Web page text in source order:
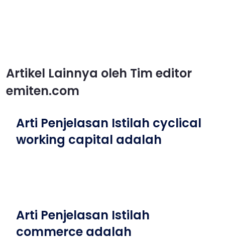
Artikel Lainnya oleh Tim editor
emiten.com
Arti Penjelasan Istilah cyclical
working capital adalah
Arti Penjelasan Istilah
commerce adalah